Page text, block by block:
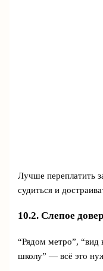
Лучше переплатить
судиться и
10.2. Слепое
“Рядом метро”, “вид
школу” — всё это